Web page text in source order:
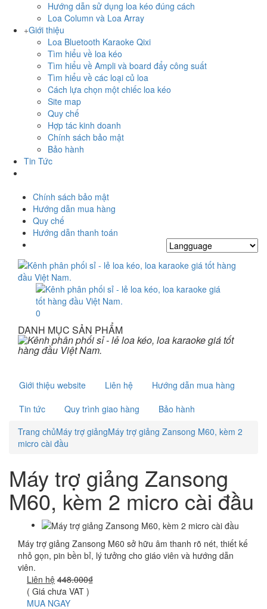
Hướng dẫn sử dụng loa kéo đúng cách
Loa Column và Loa Array
Giới thiệu
Loa Bluetooth Karaoke Qixi
Tìm hiểu về loa kéo
Tìm hiểu về Ampli và board đẩy công suất
Tìm hiểu về các loại củ loa
Cách lựa chọn một chiếc loa kéo
Site map
Quy chế
Hợp tác kinh doanh
Chính sách bảo mật
Bảo hành
Tin Tức
Chính sách bảo mật
Hướng dẫn mua hàng
Quy chế
Hướng dẫn thanh toán
0
DANH MỤC SẢN PHẨM
Giới thiệu website Liên hệ
Hướng dẫn mua hàng
Tin tức
Quy trình giao hàng
Bảo hành
Trang chủMáy trợ giảngMáy trợ giảng Zansong M60, kèm 2
micro cài đầu
Máy trợ giảng Zansong
M60, kèm 2 micro cài đầu
Máy trợ giảng Zansong M60 sở hữu âm thanh rõ nét, thiết kế
nhỏ gọn, pin bền bỉ, lý tưởng cho giáo viên và hướng dẫn
viên.
Liên hệ 448.000₫
( Giá chưa VAT )
MUA NGAY